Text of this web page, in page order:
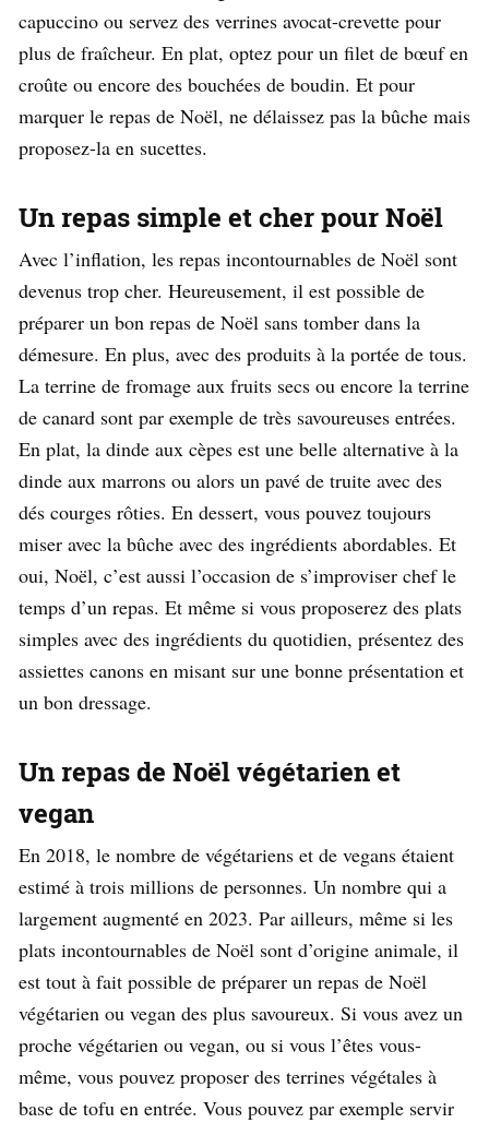
capuccino ou servez des verrines avocat-crevette pour
plus de fraîcheur. En plat, optez pour un filet de bœuf en
croûte ou encore des bouchées de boudin. Et pour
marquer le repas de Noël, ne délaissez pas la bûche mais
proposez-la en sucettes.
Un repas simple et cher pour Noël
Avec l’inflation, les repas incontournables de Noël sont
devenus trop cher. Heureusement, il est possible de
préparer un bon repas de Noël sans tomber dans la
démesure. En plus, avec des produits à la portée de tous.
La terrine de fromage aux fruits secs ou encore la terrine
de canard sont par exemple de très savoureuses entrées.
En plat, la dinde aux cèpes est une belle alternative à la
dinde aux marrons ou alors un pavé de truite avec des
dés courges rôties. En dessert, vous pouvez toujours
miser avec la bûche avec des ingrédients abordables. Et
oui, Noël, c’est aussi l’occasion de s’improviser chef le
temps d’un repas. Et même si vous proposerez des plats
simples avec des ingrédients du quotidien, présentez des
assiettes canons en misant sur une bonne présentation et
un bon dressage.
Un repas de Noël végétarien et
vegan
En 2018, le nombre de végétariens et de vegans étaient
estimé à trois millions de personnes. Un nombre qui a
largement augmenté en 2023. Par ailleurs, même si les
plats incontournables de Noël sont d’origine animale, il
est tout à fait possible de préparer un repas de Noël
végétarien ou vegan des plus savoureux. Si vous avez un
proche végétarien ou vegan, ou si vous l’êtes vous-
même, vous pouvez proposer des terrines végétales à
base de tofu en entrée. Vous pouvez par exemple servir